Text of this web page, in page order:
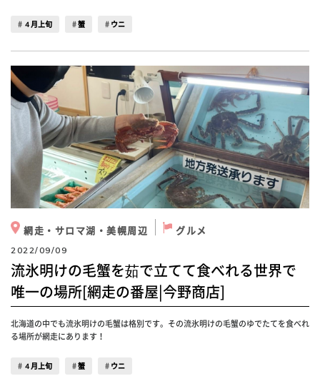
４月上旬 蟹 ウニ
網走・サロマ湖・美幌周辺 グルメ
2022/09/09
流氷明けの毛蟹を茹で立てて食べれる世界で
唯一の場所[網走の番屋|今野商店]
北海道の中でも流氷明けの毛蟹は格別です。その流氷明けの毛蟹のゆでたてを食べれ
る場所が網走にあります！
４月上旬 蟹 ウニ